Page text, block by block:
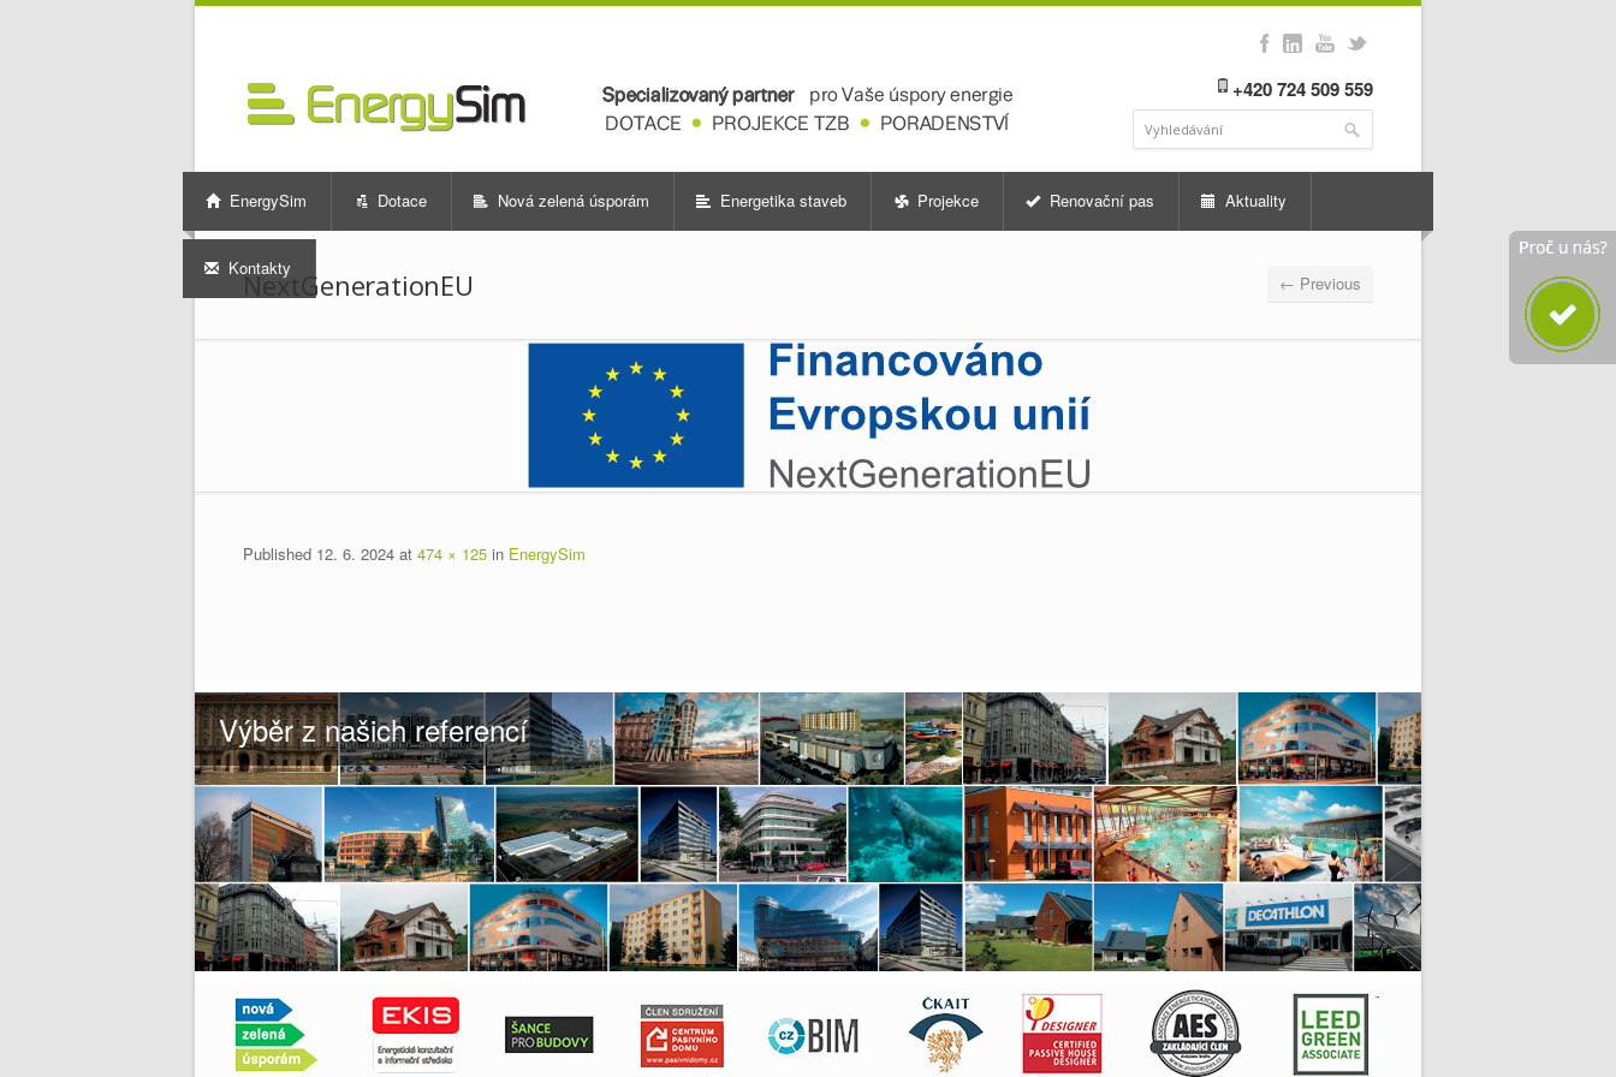
+420 724 509 559
EnergySim Dotace Nová zelená úsporám Energetika staveb Projekce Renovační pas Aktuality
Kontakty
NextGenerationEU ← Previous
Published 12. 6. 2024 at 474 × 125 in EnergySim
Výběr z našich referencí